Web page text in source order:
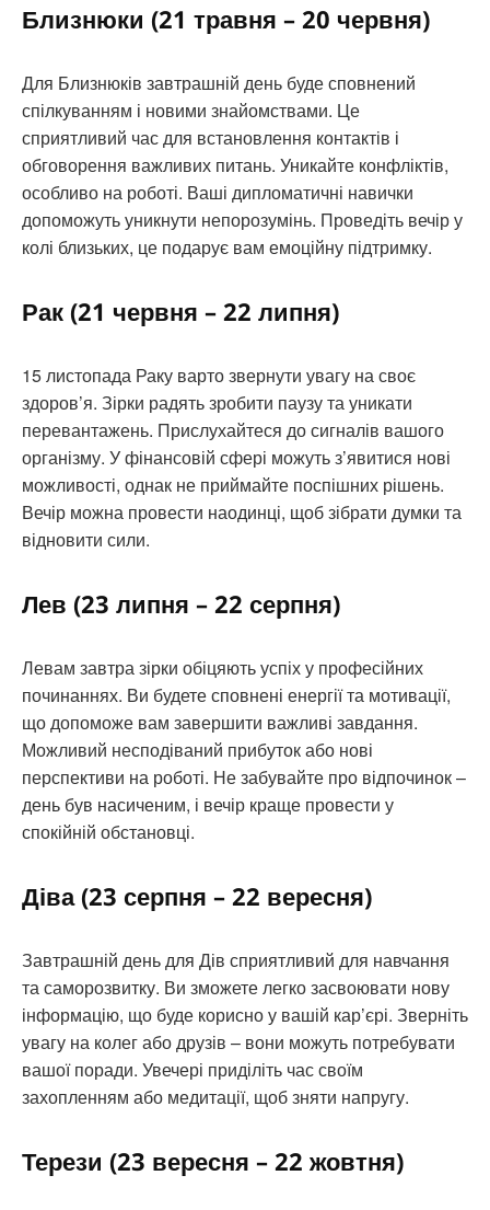
Близнюки (21 травня – 20 червня)
Для Близнюків завтрашній день буде сповнений
спілкуванням і новими знайомствами. Це
сприятливий час для встановлення контактів і
обговорення важливих питань. Уникайте конфліктів,
особливо на роботі. Ваші дипломатичні навички
допоможуть уникнути непорозумінь. Проведіть вечір у
колі близьких, це подарує вам емоційну підтримку.
Рак (21 червня – 22 липня)
15 листопада Раку варто звернути увагу на своє
здоров’я. Зірки радять зробити паузу та уникати
перевантажень. Прислухайтеся до сигналів вашого
організму. У фінансовій сфері можуть з’явитися нові
можливості, однак не приймайте поспішних рішень.
Вечір можна провести наодинці, щоб зібрати думки та
відновити сили.
Лев (23 липня – 22 серпня)
Левам завтра зірки обіцяють успіх у професійних
починаннях. Ви будете сповнені енергії та мотивації,
що допоможе вам завершити важливі завдання.
Можливий несподіваний прибуток або нові
перспективи на роботі. Не забувайте про відпочинок –
день був насиченим, і вечір краще провести у
спокійній обстановці.
Діва (23 серпня – 22 вересня)
Завтрашній день для Дів сприятливий для навчання
та саморозвитку. Ви зможете легко засвоювати нову
інформацію, що буде корисно у вашій кар’єрі. Зверніть
увагу на колег або друзів – вони можуть потребувати
вашої поради. Увечері приділіть час своїм
захопленням або медитації, щоб зняти напругу.
Терези (23 вересня – 22 жовтня)